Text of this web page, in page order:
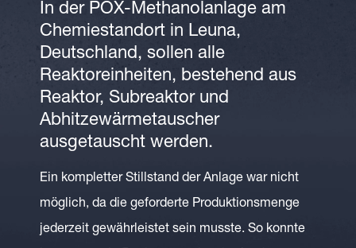
In der POX-Methanolanlage am
Chemiestandort in Leuna,
Deutschland, sollen alle
Reaktoreinheiten, bestehend aus
Reaktor, Subreaktor und
Abhitzewärmetauscher
ausgetauscht werden.
Ein kompletter Stillstand der Anlage war nicht
möglich, da die geforderte Produktionsmenge
jederzeit gewährleistet sein musste. So konnte